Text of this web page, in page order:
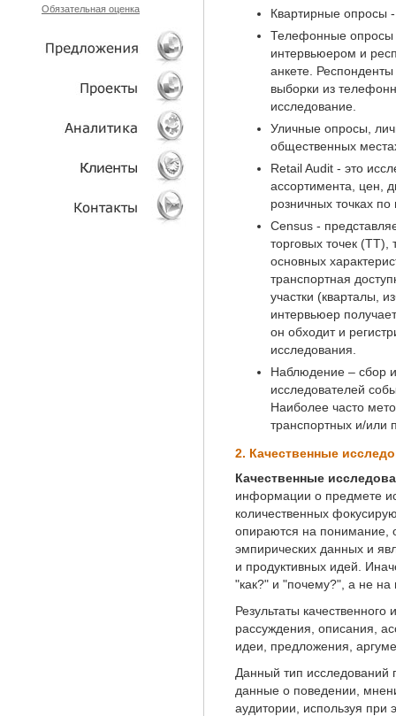
Обязательная оценка
ОБЪЕКТЫ
ПРОЕКТЫ
АНАЛИТИКА
КЛИЕНТЫ
Квартирные опросы
Телефонные опросы
интервьюером и
анкете.
выборки из
исследование.
Уличные опросы,
общественных
Retail Audit - это
ассортимента, цен,
розничных точках
Census -
торговых точек
основных
транспортная
участки (кварталы,
интервьюер
он обходит и
исследования.
Наблюдение – сбор
исследователей
Наиболее часто
транспортных и/или
2. Качественные
Качественные
информации о предмете
количественных
опираются на понимание,
эмпирических данных и
и продуктивных идей.
"как?" и "почему?", а не на
Результаты
рассуждения, описания,
идеи, предложения,
Данный тип исследований
данные о поведении,
аудитории, используя при